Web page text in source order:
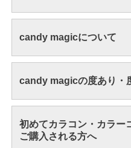
candy magicについて
candy magicの度あり・
初めてカラコン・カラー
ご購入される方へ